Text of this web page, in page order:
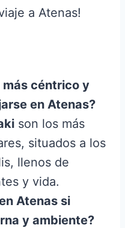
a Atenas!
más céntrico y
en Atenas?
son los más
situados a los
llenos de
y vida.
Atenas si
y ambiente?